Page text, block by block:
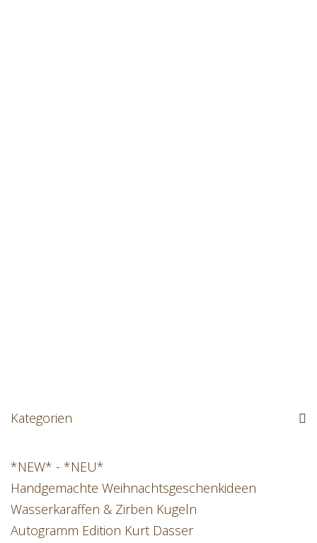
Kategorien
*NEW* - *NEU*
Handgemachte Weihnachtsgeschenkideen
Wasserkaraffen & Zirben Kugeln
Autogramm Edition Kurt Dasser